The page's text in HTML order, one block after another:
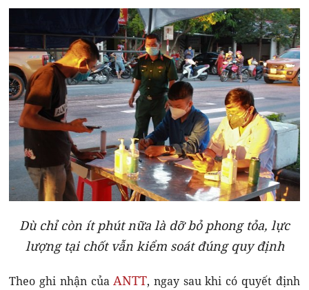
Dù chỉ còn ít phút nữa là dỡ bỏ phong tỏa, lực
lượng tại chốt vẫn kiểm soát đúng quy định
Theo ghi nhận củaANTT, ngay sau khi có quyết định